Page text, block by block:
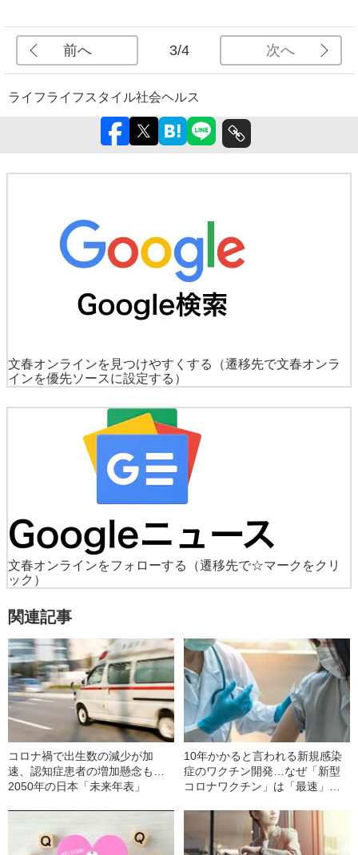
前へ 3/4 次へ
ライフライフスタイル社会ヘルス
文春オンラインを見つけやすくする
（遷移先で文春オンラ
インを優先ソースに設定する）
文春オンラインをフォローする
（遷移先で☆マークをクリ
ック）
関連記事
コロナ禍で出生数の減少が加
速、認知症患者の増加懸念も…
2050年の日本「未来年表」
10年かかると言われる新規感染
症のワクチン開発…なぜ「新型
コロナワクチン」は「最速」で